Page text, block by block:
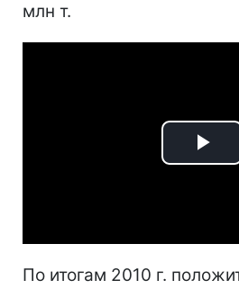
млн т.
По итогам 2010 г.